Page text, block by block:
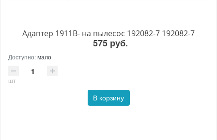
Адаптер 1911B- на пылесос 192082-7 192082-7
575 руб.
Доступно:мало
шт
В корзину